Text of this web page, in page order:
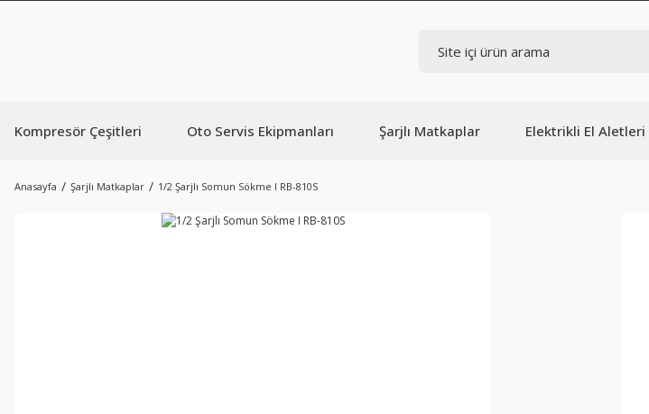
Kompresör Çeşitleri Oto Servis Ekipmanları Şarjlı Matkaplar Elektrikli El Aletleri
Anasayfa Şarjlı Matkaplar 1/2 Şarjlı Somun Sökme I RB-810S